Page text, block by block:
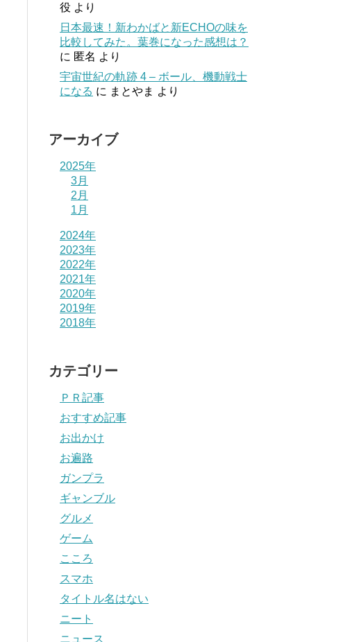
役 より
日本最速！新わかばと新ECHOの味を
比較してみた。葉巻になった感想は？
に 匿名 より
宇宙世紀の軌跡 4 – ボール、機動戦士
になる に まとやま より
アーカイブ
2025年
3月
2月
1月
2024年
2023年
2022年
2021年
2020年
2019年
2018年
カテゴリー
ＰＲ記事
おすすめ記事
お出かけ
お遍路
ガンプラ
ギャンブル
グルメ
ゲーム
こころ
スマホ
タイトル名はない
ニート
ニュース